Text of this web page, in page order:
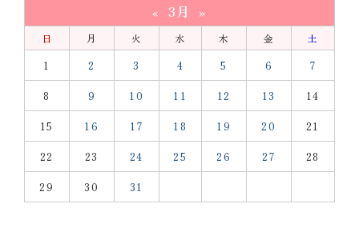
« 3月 »
日 月 火 水 木 金
土
1
2 3 4 5 6 7
8 9 10 11 12 13 14
15 16 17 18 19 20 21
22 23 24 25 26 27 28
29 30 31